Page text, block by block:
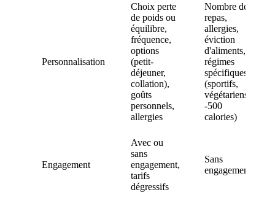
Personnalisation
Choix perte
de poids ou
équilibre,
fréquence,
options
(petit-
déjeuner,
collation),
goûts
personnels,
allergies
Nombre de
repas,
allergies,
éviction
d'aliments,
régimes
spécifiques
(sportifs,
végétariens,
-500
calories)
Engagement
Avec ou
sans
engagement,
tarifs
dégressifs
Sans
engagement